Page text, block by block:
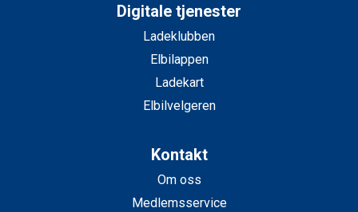
Digitale tjenester
Ladeklubben
Elbilappen
Ladekart
Elbilvelgeren
Kontakt
Om oss
Medlemsservice